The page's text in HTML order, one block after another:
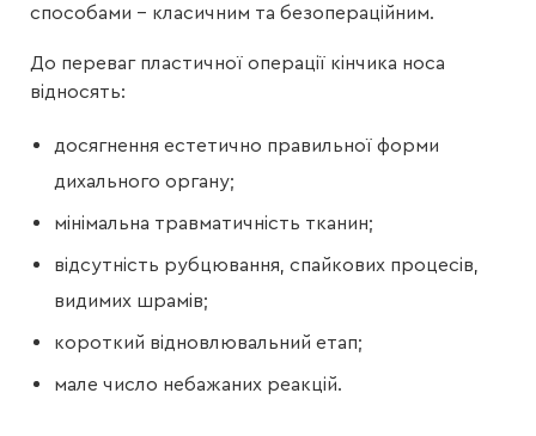
способами – класичним та безопераційним.
До переваг пластичної операції кінчика носа
відносять:
досягнення естетично правильної форми
дихального органу;
мінімальна травматичність тканин;
відсутність рубцювання, спайкових процесів,
видимих шрамів;
короткий відновлювальний етап;
мале число небажаних реакцій.